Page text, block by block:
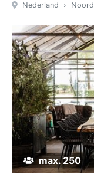
Nederland
max. 250